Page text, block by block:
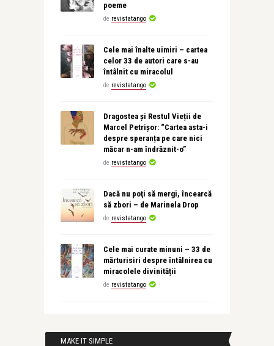
poeme
de revistatango
Cele mai înalte uimiri – cartea
celor 33 de autori care s-au
întâlnit cu miracolul
de revistatango
Dragostea și Restul Vieții de
Marcel Petrișor: “Cartea asta-i
despre speranța pe care nici
măcar n-am îndrăznit-o”
de revistatango
Dacă nu poţi să mergi, încearcă
să zbori – de Marinela Drop
de revistatango
Cele mai curate minuni – 33 de
mărturisiri despre întâlnirea cu
miracolele divinității
de revistatango
MAKE IT SIMPLE